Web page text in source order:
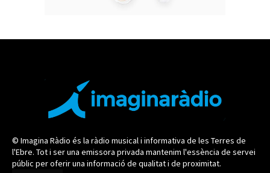
© Imagina Ràdio és la ràdio musical i informativa de les Terres de
l'Ebre. Tot i ser una emissora privada mantenim l'essència de servei
públic per oferir una informació de qualitat i de proximitat.